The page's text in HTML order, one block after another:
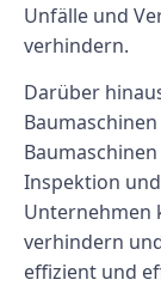
Unfälle und
verhindern.
Darüber
Inspektion
Unternehmen
verhindern
effizient und